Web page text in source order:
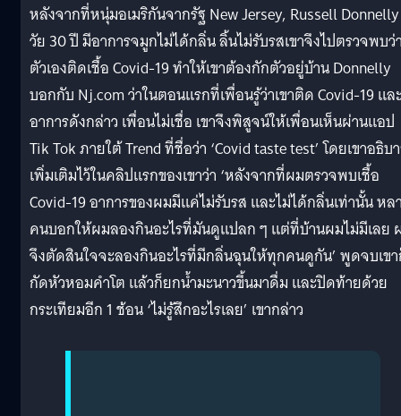
หลังจากที่หนุ่มอเมริกันจากรัฐ New Jersey, Russell Donnelly
วัย 30 ปี มีอาการจมูกไม่ได้กลิ่น ลิ้นไม่รับรสเขาจึงไปตรวจพบว่
ตัวเองติดเชื้อ Covid-19 ทำให้เขาต้องกักตัวอยู่บ้าน Donnelly
บอกกับ Nj.com ว่าในตอนแรกที่เพื่อนรู้ว่าเขาติด Covid-19 แล
อาการดังกล่าว เพื่อนไม่เชื่อ เขาจึงพิสูจน์ให้เพื่อนเห็นผ่านแอป
Tik Tok ภายใต้ Trend ที่ชื่อว่า ‘Covid taste test’ โดยเขาอธิบ
เพิ่มเติมไว้ในคลิปแรกของเขาว่า ‘หลังจากที่ผมตรวจพบเชื้อ
Covid-19 อาการของผมมีแค่ไม่รับรส และไม่ได้กลิ่นเท่านั้น หล
คนบอกให้ผมลองกินอะไรที่มันดูแปลก ๆ แต่ที่บ้านผมไม่มีเลย
จึงตัดสินใจจะลองกินอะไรที่มีกลิ่นฉุนให้ทุกคนดูกัน’ พูดจบเข
กัดหัวหอมคำโต แล้วก็ยกน้ำมะนาวขึ้นมาดื่ม และปิดท้ายด้วย
กระเทียมอีก 1 ช้อน ‘ไม่รู้สึกอะไรเลย’ เขากล่าว